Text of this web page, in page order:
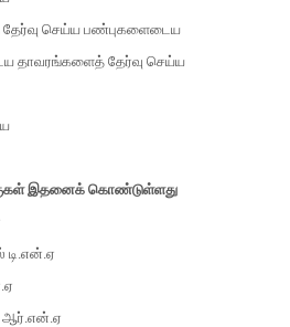
தேர்வு செய்ய பண்புகளைடைய
தாவரங்களைத் தேர்வு செய்ய
இதனைக் கொண்டுள்ளது
ஆர்.என்.ஏ